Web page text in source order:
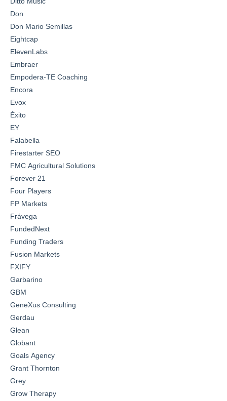
Don
Don Mario Semillas
Eightcap
ElevenLabs
Embraer
Empodera-TE Coaching
Encora
Evox
Éxito
EY
Falabella
Firestarter SEO
FMC Agricultural Solutions
Forever 21
Four Players
FP Markets
Frávega
FundedNext
Funding Traders
Fusion Markets
FXIFY
Garbarino
GBM
GeneXus Consulting
Gerdau
Glean
Globant
Goals Agency
Grant Thornton
Grey
Grow Therapy